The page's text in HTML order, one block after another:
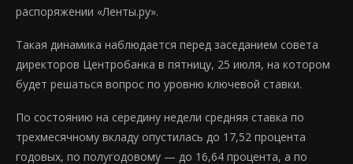
распоряжении «Ленты.ру».
Такая динамика наблюдается перед заседанием совета
директоров Центробанка в пятницу, 25 июля, на котором
будет решаться вопрос по уровню ключевой ставки.
По состоянию на середину недели средняя ставка по
трехмесячному вкладу опустилась до 17,52 процента
годовых, по полугодовому — до 16,64 процента, а по